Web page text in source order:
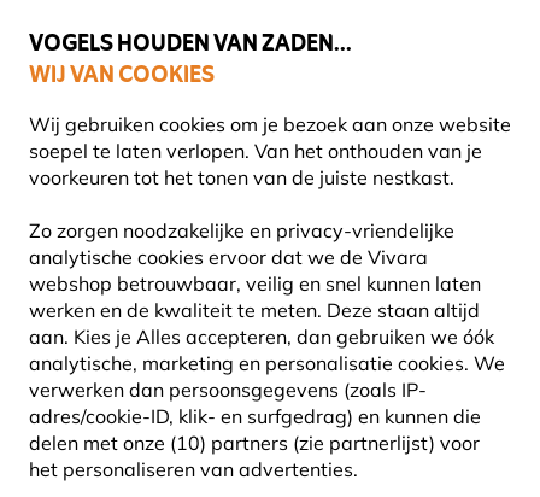
VOGELS HOUDEN VAN ZADEN...
WIJ VAN COOKIES
Wij gebruiken cookies om je bezoek aan onze website
soepel te laten verlopen. Van het onthouden van je
voorkeuren tot het tonen van de juiste nestkast.
Zo zorgen noodzakelijke en privacy-vriendelijke
analytische cookies ervoor dat we de Vivara
webshop betrouwbaar, veilig en snel kunnen laten
werken en de kwaliteit te meten. Deze staan altijd
aan. Kies je Alles accepteren, dan gebruiken we óók
analytische, marketing en personalisatie cookies. We
verwerken dan persoonsgegevens (zoals IP-
adres/cookie-ID, klik- en surfgedrag) en kunnen die
delen met onze (10) partners (zie partnerlijst) voor
het personaliseren van advertenties.
Gratis thuisbezorgd vanaf €49
INFORMATIE
Kennis waar je echt iets aan hebt. In deze rubriek
vind je toegankelijke en betrouwbare informatie
over tuinieren, natuur en dieren. Of je nu een
nieuwsgierige beginner bent of een
gepassioneerde natuurliefhebber: hier vind je
antwoorden, achtergrondinformatie en praktische